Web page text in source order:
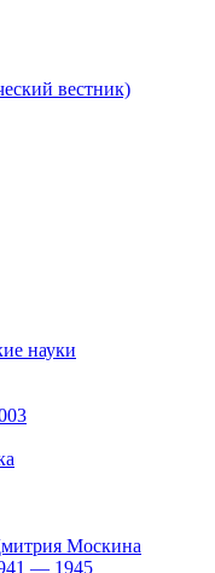
вестник)
науки
Москина
— 1945